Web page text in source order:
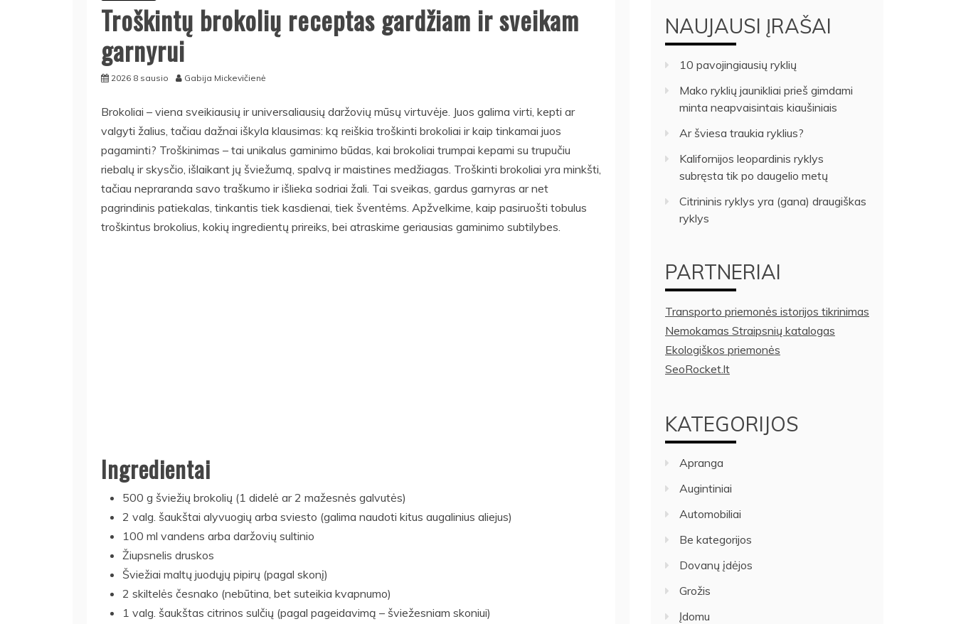
Troškintų brokolių receptas gardžiam ir sveikam
garnyrui
2026 8 sausio Gabija Mickevičienė
Brokoliai – viena sveikiausių ir universaliausių daržovių mūsų virtuvėje. Juos galima virti, kepti ar
valgyti žalius, tačiau dažnai iškyla klausimas: ką reiškia troškinti brokoliai ir kaip tinkamai juos
pagaminti? Troškinimas – tai unikalus gaminimo būdas, kai brokoliai trumpai kepami su trupučiu
riebalų ir skysčio, išlaikant jų šviežumą, spalvą ir maistines medžiagas. Troškinti brokoliai yra minkšti,
tačiau nepraranda savo traškumo ir išlieka sodriai žali. Tai sveikas, gardus garnyras ar net
pagrindinis patiekalas, tinkantis tiek kasdienai, tiek šventėms. Apžvelkime, kaip pasiruošti tobulus
troškintus brokolius, kokių ingredientų prireiks, bei atraskime geriausias gaminimo subtilybes.
Ingredientai
500 g šviežių brokolių (1 didelė ar 2 mažesnės galvutės)
2 valg. šaukštai alyvuogių arba sviesto (galima naudoti kitus augalinius aliejus)
100 ml vandens arba daržovių sultinio
Žiupsnelis druskos
Šviežiai maltų juodųjų pipirų (pagal skonį)
2 skiltelės česnako (nebūtina, bet suteikia kvapnumo)
1 valg. šaukštas citrinos sulčių (pagal pageidavimą – šviežesniam skoniui)
NAUJAUSI ĮRAŠAI
10 pavojingiausių ryklių
Mako ryklių jaunikliai prieš gimdami
minta neapvaisintais kiaušiniais
Ar šviesa traukia ryklius?
Kalifornijos leopardinis ryklys
subręsta tik po daugelio metų
Citrininis ryklys yra (gana) draugiškas
ryklys
PARTNERIAI
Transporto priemonės istorijos tikrinimas
Nemokamas Straipsnių katalogas
Ekologiškos priemonės
SeoRocket.lt
KATEGORIJOS
Apranga
Augintiniai
Automobiliai
Be kategorijos
Dovanų įdėjos
Grožis
Įdomu